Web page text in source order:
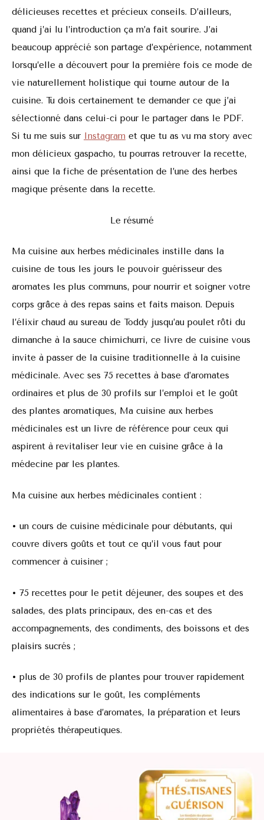
délicieuses recettes et précieux conseils. D’ailleurs,
quand j’ai lu l’introduction ça m’a fait sourire. J’ai
beaucoup apprécié son partage d’expérience, notamment
lorsqu’elle a découvert pour la première fois ce mode de
vie naturellement holistique qui tourne autour de la
cuisine. Tu dois certainement te demander ce que j’ai
sélectionné dans celui-ci pour le partager dans le PDF.
Si tu me suis sur Instagram et que tu as vu ma story avec
mon délicieux gaspacho, tu pourras retrouver la recette,
ainsi que la fiche de présentation de l’une des herbes
magique présente dans la recette.
Le résumé
Ma cuisine aux herbes médicinales instille dans la
cuisine de tous les jours le pouvoir guérisseur des
aromates les plus communs, pour nourrir et soigner votre
corps grâce à des repas sains et faits maison. Depuis
l’élixir chaud au sureau de Toddy jusqu’au poulet rôti du
dimanche à la sauce chimichurri, ce livre de cuisine vous
invite à passer de la cuisine traditionnelle à la cuisine
médicinale. Avec ses 75 recettes à base d’aromates
ordinaires et plus de 30 profils sur l’emploi et le goût
des plantes aromatiques, Ma cuisine aux herbes
médicinales est un livre de référence pour ceux qui
aspirent à revitaliser leur vie en cuisine grâce à la
médecine par les plantes.
Ma cuisine aux herbes médicinales contient :
• un cours de cuisine médicinale pour débutants, qui
couvre divers goûts et tout ce qu’il vous faut pour
commencer à cuisiner ;
• 75 recettes pour le petit déjeuner, des soupes et des
salades, des plats principaux, des en-cas et des
accompagnements, des condiments, des boissons et des
plaisirs sucrés ;
• plus de 30 profils de plantes pour trouver rapidement
des indications sur le goût, les compléments
alimentaires à base d’aromates, la préparation et leurs
propriétés thérapeutiques.